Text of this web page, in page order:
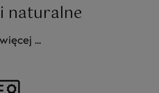
naturalne
...